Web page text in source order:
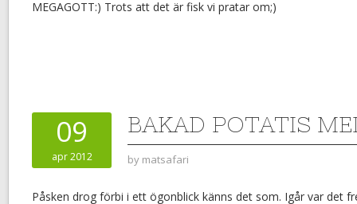
MEGAGOTT:) Trots att det är fisk vi pratar om;)
09
apr 2012
BAKAD POTATIS
by matsafari
Påsken drog förbi i ett ögonblick känns det som. Igår var det